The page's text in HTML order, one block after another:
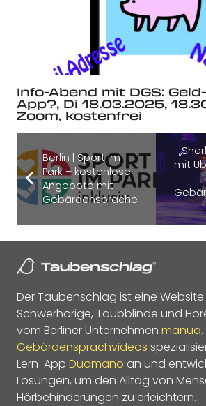
Info-Abend mit DGS:
App?, Di 18.03.2025,
Zoom, kostenfrei
Berlin | Sport im
Park – kostenlose
Angebote mit
Gebärdensprache
mit
Der Taubenschlag ist eine
Schwerhörige, Taubblinde und
vom Berliner Unternehmen manua
Gebärdensprachvideos
Lern-App Duomano an und
Lösungen, um den Alltag von
Hörbehinderungen zu erleichtern.